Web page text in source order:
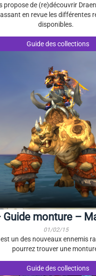
propose de (re)découvrir
en revue les différentes
disponibles.
Guide des collections
Guide monture –
01/02/15
un des nouveaux ennemis
pourrez trouver une
Guide des collections